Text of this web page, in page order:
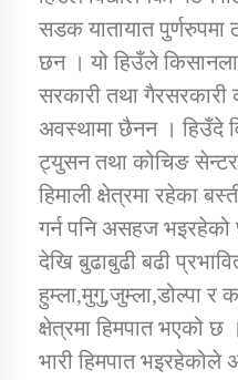
सडक यातायात पुर्णरुपमा
छन । यो हिउँले
सरकारी तथा
अवस्थामा छैनन । हिउँदे
ट्युसन तथा कोचिङ
हिमाली क्षेत्रमा रहेका
गर्न पनि असहज भइरहेको
देखि बुढाबुढी बढी
हुम्ला,मुगु,जुम्ला,डोल्पा र
क्षेत्रमा हिमपात भएको छ ।
भारी हिमपात